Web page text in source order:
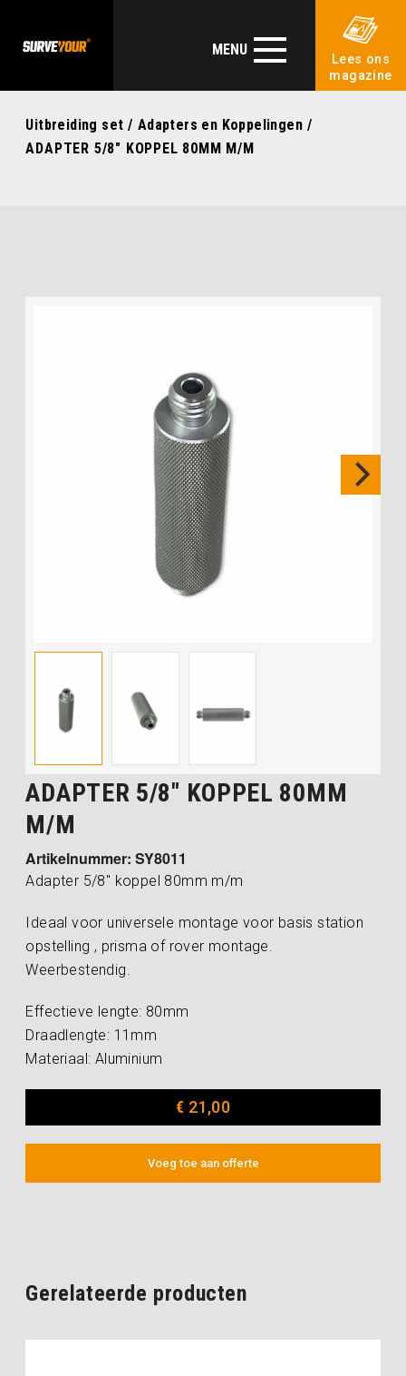
MENU
Lees ons
magazine
Uitbreiding set / Adapters en Koppelingen /
ADAPTER 5/8″ KOPPEL 80MM M/M
ADAPTER 5/8″ KOPPEL 80MM
M/M
Artikelnummer: SY8011
Adapter 5/8″ koppel 80mm m/m
Ideaal voor universele montage voor basis station
opstelling , prisma of rover montage.
Weerbestendig.
Effectieve lengte: 80mm
Draadlengte: 11mm
Materiaal: Aluminium
€ 21,00
Voeg toe aan offerte
Gerelateerde producten